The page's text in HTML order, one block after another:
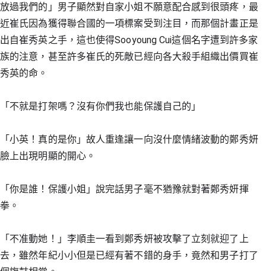
放過我們的」男子顯然對自家小姐不願意配合感到很頭疼，最
近崔氏因為獲得聯合國的一項標案受到注目，而那個計畫正是
出自崔秀英之手，這也使得Sooyoung Cui這個名字遭到許多家
族的注意，甚至許多崔氏的死敵已經向各大殺手組織出價買崔
秀英的命。
「不就是打架嗎？沒有你們我也能保護自己的」
「小英！真的是你」故人重逢讓一向沒什麼情緒波動的鄭秀妍
臉上出現明顯的開心。
「你是誰！保護小姐」說完話男子毫不猶豫就對著鄭秀妍揮
拳。
「不准動她！」李順圭一看到鄭秀妍被攻擊了立刻就迎了上
去，雖然年紀小小但是已經有著不錯的身手，竟然和男子打了